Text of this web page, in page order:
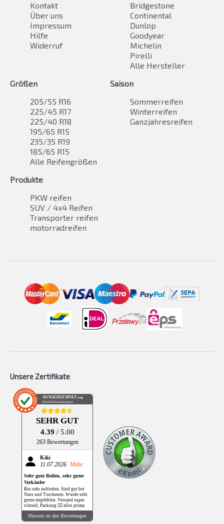
Kontakt
Über uns
Impressum
Hilfe
Widerruf
Bridgestone
Continental
Dunlop
Goodyear
Michelin
Pirelli
Alle Hersteller
Größen
205/55 R16
225/45 R17
225/40 R18
195/65 R15
235/35 R19
185/65 R15
Alle Reifengrößen
Saison
Sommerreifen
Winterreifen
Ganzjahresreifen
Produkte
PKW reifen
SUV / 4x4 Reifen
Transporter reifen
motorradreifen
Unsere Zertifikate
AUSGEZEICHNET .org
Kundenbewertungen
SEHR GUT
4.39 / 5.00
263 Bewertungen
Kiki
11.07.2026 Mehr
Sehr gute Reifen, sehr guter
Verkäufer
Bin sehr zufrieden. Sind gut bei
Nass und Trockenen. Wurde sehr
gerne empfehlen. Versand super
schnell, Packung 👌🏻 alles prima
Hinweis zu den Bewertungen